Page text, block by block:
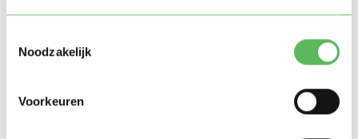
Noodzakelijk
Voorkeuren
kunnen wij de incasso nog tegenhouden, er zal dan geen
Wat als ik in de toekomst